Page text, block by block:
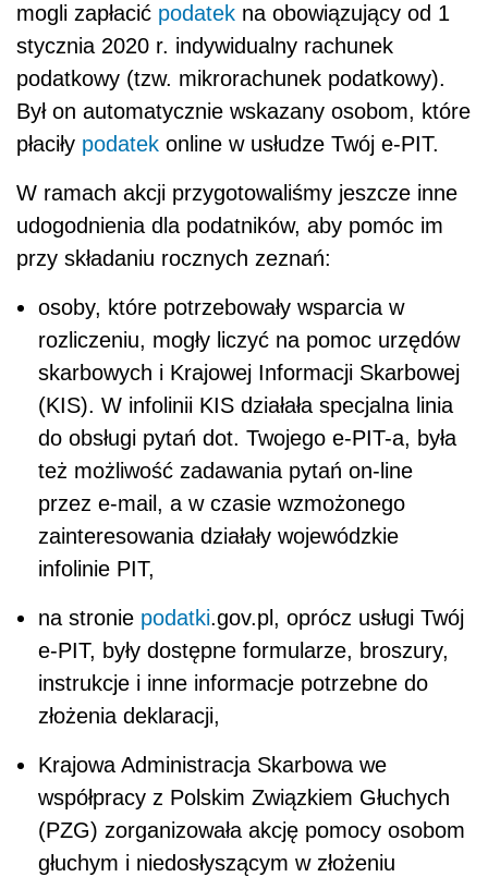
mogli zapłacić podatek na obowiązujący od 1
stycznia 2020 r. indywidualny rachunek
podatkowy (tzw. mikrorachunek podatkowy).
Był on automatycznie wskazany osobom, które
płaciły podatek online w usłudze Twój e-PIT.
W ramach akcji przygotowaliśmy jeszcze inne
udogodnienia dla podatników, aby pomóc im
przy składaniu rocznych zeznań:
osoby, które potrzebowały wsparcia w
rozliczeniu, mogły liczyć na pomoc urzędów
skarbowych i Krajowej Informacji Skarbowej
(KIS). W infolinii KIS działała specjalna linia
do obsługi pytań dot. Twojego e-PIT-a, była
też możliwość zadawania pytań on-line
przez e-mail, a w czasie wzmożonego
zainteresowania działały wojewódzkie
infolinie PIT,
na stronie podatki.gov.pl, oprócz usługi Twój
e-PIT, były dostępne formularze, broszury,
instrukcje i inne informacje potrzebne do
złożenia deklaracji,
Krajowa Administracja Skarbowa we
współpracy z Polskim Związkiem Głuchych
(PZG) zorganizowała akcję pomocy osobom
głuchym i niedosłyszącym w złożeniu